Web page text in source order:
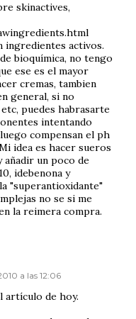
skinactives,
ingredientes activos.
bioquímica, no tengo
ese es el mayor
cremas, tambien
general, si no
puedes habrasarte
intentando
compensan el ph
idea es hacer sueros
añadir un poco de
idebenona y
"superantioxidante"
no se si me
la reimera compra.
a las 12:06
artículo de hoy.